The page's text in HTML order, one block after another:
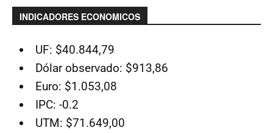
INDICADORES ECONOMICOS
UF: $40.844,79
Dólar observado: $913,86
Euro: $1.053,08
IPC: -0.2
UTM: $71.649,00